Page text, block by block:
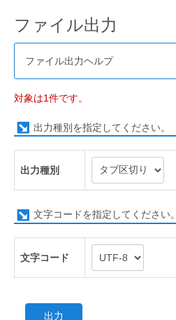
ファイル出力
ファイル出力ヘルプ
対象は1件です。
出力種別を指定してください。
出力種別
文字コードを指定してください。
文字コード